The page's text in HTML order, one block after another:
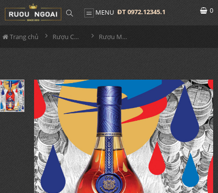
MENU ĐT 0972.12345.1 0
Trang chủ Rượu Cognac Rượu Martell Cordon Bleu Limited 2023